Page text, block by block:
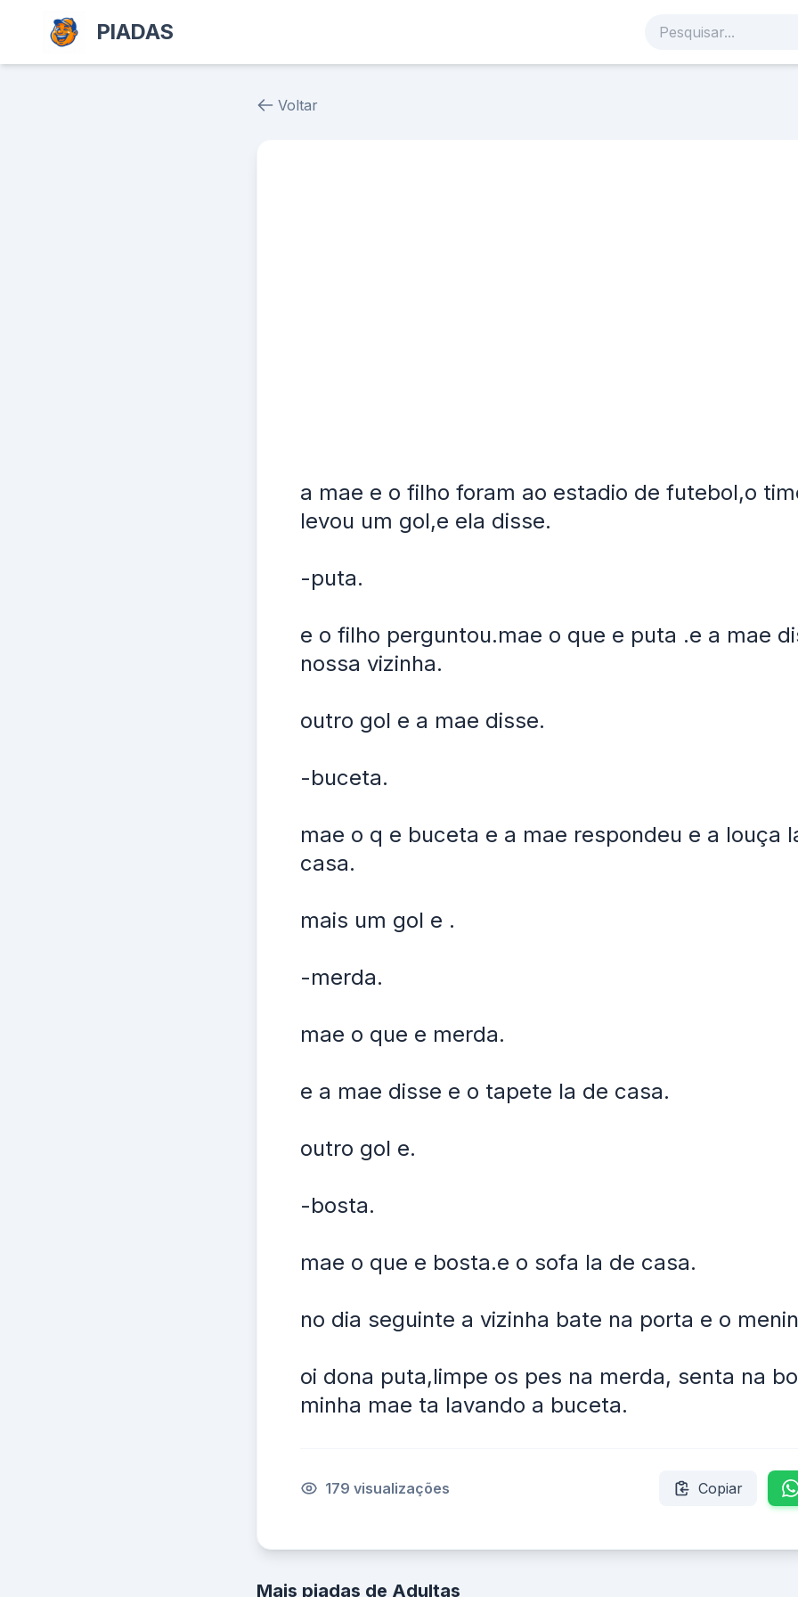
PIADAS
Voltar
a mae e o filho foram ao estadio de futebol,o
levou um gol,e ela disse.
-puta.
e o filho perguntou.mae o que e puta .e a mae
nossa vizinha.
outro gol e a mae disse.
-buceta.
mae o q e buceta e a mae respondeu e a louça
casa.
mais um gol e .
-merda.
mae o que e merda.
e a mae disse e o tapete la de casa.
outro gol e.
-bosta.
mae o que e bosta.e o sofa la de casa.
no dia seguinte a vizinha bate na porta e o
oi dona puta,limpe os pes na merda, senta na
minha mae ta lavando a buceta.
179 visualizações Copiar
Mais piadas de Adultas